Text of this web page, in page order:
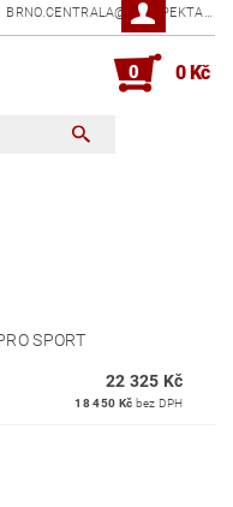
BRNO.CENTRALA@PERSPEKTA.CZ
0 0 Kč
SPORT
22 325 Kč
18 450 Kč bez DPH